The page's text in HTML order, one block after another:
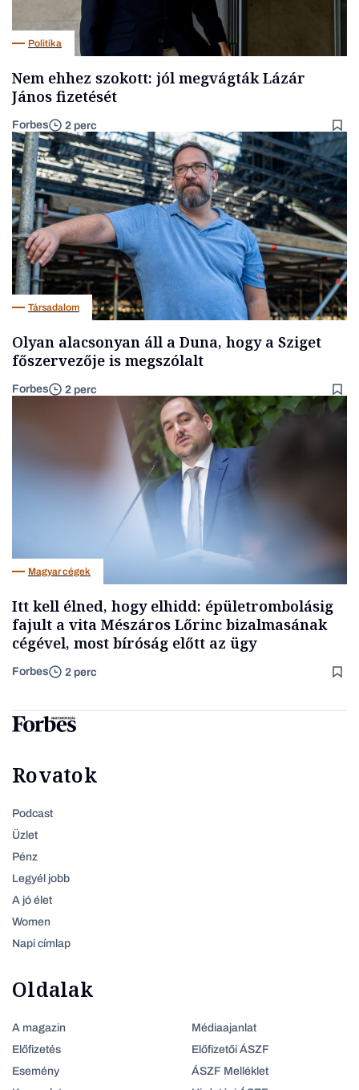
Politika
Nem ehhez szokott: jól megvágták Lázár
János fizetését
Forbes 2 perc
Társadalom
Olyan alacsonyan áll a Duna, hogy a Sziget
főszervezője is megszólalt
Forbes 2 perc
Magyar cégek
Itt kell élned, hogy elhidd: épületrombolásig
fajult a vita Mészáros Lőrinc bizalmasának
cégével, most bíróság előtt az ügy
Forbes 2 perc
Rovatok
Podcast
Üzlet
Pénz
Legyél jobb
A jó élet
Women
Napi címlap
Oldalak
A magazin
Előfizetés
Esemény
Médiaajanlat
Előfizetői ÁSZF
ÁSZF Melléklet